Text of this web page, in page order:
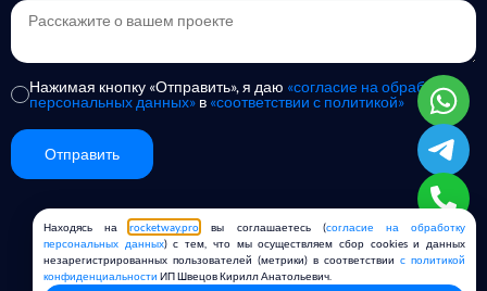
Нажимая кнопку «Отправить», я даю «согласие на обработку
персональных данных»в «соответствии с политикой»
Отправить
Copyright © 2019-2026Rocket Way
Политика конфиденциальности
Согласие на обработку персональных данных
Находясь наrocketway.pro вы соглашаетесь (согласие на обработку
персональных данных) с тем, что мы осуществляем сбор cookies и данных
незарегистрированных пользователей (метрики) в соответствии с политикой
конфиденциальности ИП Швецов Кирилл Анатольевич.